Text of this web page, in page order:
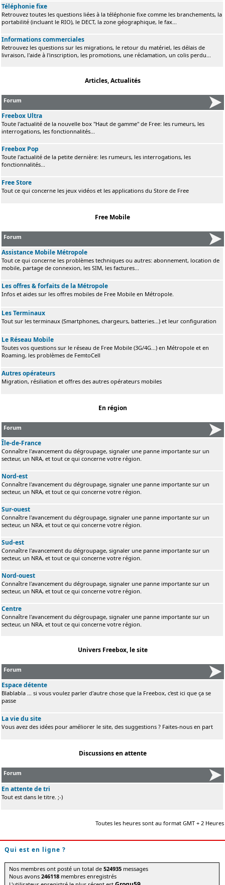
Téléphonie fixe
Retrouvez toutes les questions liées à la téléphonie fixe comme les branchements, la
portabilité (incluant le RIO), le DECT, la zone géographique, le fax...
Informations commerciales
Retrouvez les questions sur les migrations, le retour du matériel, les délais de
livraison, l'aide à l'inscription, les promotions, une réclamation, un colis perdu...
Articles, Actualités
Forum
Freebox Ultra
Toute l'actualité de la nouvelle box "Haut de gamme" de Free: les rumeurs, les
interrogations, les fonctionnalités...
Freebox Pop
Toute l'actualité de la petite dernière: les rumeurs, les interrogations, les
fonctionnalités...
Free Store
Tout ce qui concerne les jeux vidéos et les applications du Store de Free
Free Mobile
Forum
Assistance Mobile Métropole
Tout ce qui concerne les problèmes techniques ou autres: abonnement, location de
mobile, partage de connexion, les SIM, les factures...
Les offres & forfaits de la Métropole
Infos et aides sur les offres mobiles de Free Mobile en Métropole.
Les Terminaux
Tout sur les terminaux (Smartphones, chargeurs, batteries...) et leur configuration
Le Réseau Mobile
Toutes vos questions sur le réseau de Free Mobile (3G/4G...) en Métropole et en
Roaming, les problèmes de FemtoCell
Autres opérateurs
Migration, résiliation et offres des autres opérateurs mobiles
En région
Forum
Île-de-France
Connaître l'avancement du dégroupage, signaler une panne importante sur un
secteur, un NRA, et tout ce qui concerne votre région.
Nord-est
Connaître l'avancement du dégroupage, signaler une panne importante sur un
secteur, un NRA, et tout ce qui concerne votre région.
Sur-ouest
Connaître l'avancement du dégroupage, signaler une panne importante sur un
secteur, un NRA, et tout ce qui concerne votre région.
Sud-est
Connaître l'avancement du dégroupage, signaler une panne importante sur un
secteur, un NRA, et tout ce qui concerne votre région.
Nord-ouest
Connaître l'avancement du dégroupage, signaler une panne importante sur un
secteur, un NRA, et tout ce qui concerne votre région.
Centre
Connaître l'avancement du dégroupage, signaler une panne importante sur un
secteur, un NRA, et tout ce qui concerne votre région.
Univers Freebox, le site
Forum
Espace détente
Blablabla ... si vous voulez parler d'autre chose que la Freebox, c'est ici que ça se
passe
La vie du site
Vous avez des idées pour améliorer le site, des suggestions ? Faites-nous en part
Discussions en attente
Forum
En attente de tri
Tout est dans le titre. ;-)
Toutes les heures sont au format GMT + 2 Heures
Qui est en ligne ?
Nos membres ont posté un total de524935 messages
Nous avons246118 membres enregistrés